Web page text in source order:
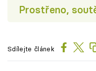
Prostřeno,
Sdílejte článek